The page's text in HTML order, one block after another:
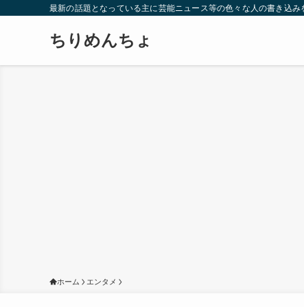
最新の話題となっている主に芸能ニュース等の色々な人の書き込
ちりめんちょ
ホーム エンタメ